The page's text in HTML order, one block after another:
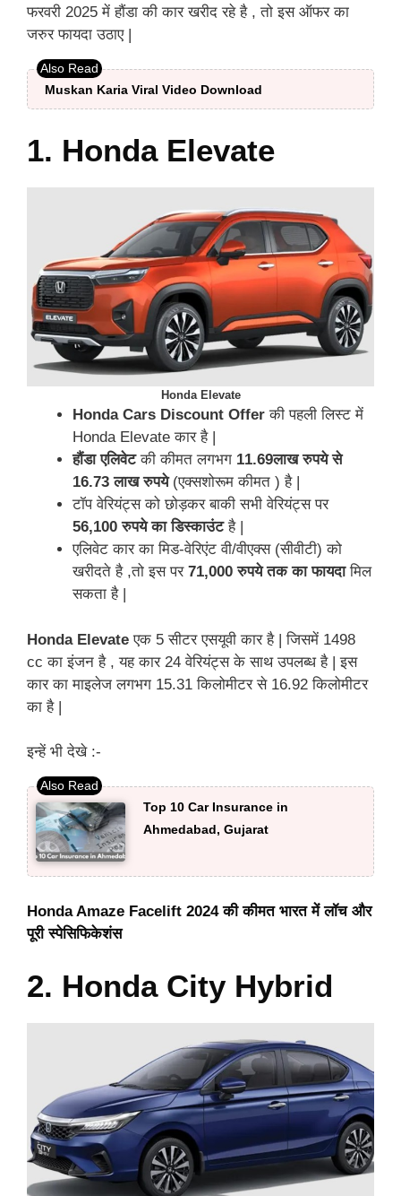
फरवरी 2025 में हौंडा की कार खरीद रहे है , तो इस ऑफर का
जरुर फायदा उठाए |
Muskan Karia Viral Video Download
1. Honda Elevate
Honda Elevate
Honda Cars Discount Offer की पहली लिस्ट में
Honda Elevate कार है |
हौंडा एलिवेटकी कीमत लगभग 11.69लाख रुपये से
16.73 लाख रुपये(एक्सशोरूम कीमत ) है |
टॉप वेरियंट्स को छोड़कर बाकी सभी वेरियंट्स पर
56,100 रुपये का डिस्काउंटहै |
एलिवेट कार का मिड-वेरिएंट वी/वीएक्स (सीवीटी) को
खरीदते है ,तो इस पर71,000 रुपये तक का फायदामिल
सकता है |
Honda Elevateएक 5 सीटर एसयूवी कार है | जिसमें 1498
cc का इंजन है , यह कार 24 वेरियंट्स के साथ उपलब्ध है | इस
कार का माइलेज लगभग 15.31 किलोमीटर से 16.92 किलोमीटर
का है |
इन्हें भी देखे :-
Top 10 Car Insurance in
Ahmedabad, Gujarat
Honda Amaze Facelift 2024 की कीमत भारत में लॉच और
पूरी स्पेसिफिकेशंस
2. Honda City Hybrid